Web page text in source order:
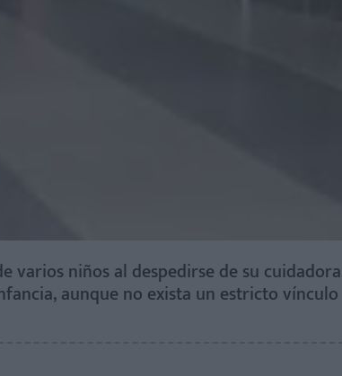
niños al despedirse de su
aunque no exista un estricto vínculo